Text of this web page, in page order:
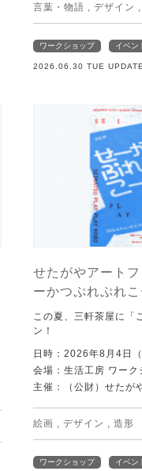
言葉・物語 デザイン
ワークショップ イベン
2026.06.30 TUE
せたがやアート
ーかつぷれぷれ
この夏、三軒茶屋に「
ン！
日時：2026年8月4日
会場：生活工房 ワー
主催：（公財）せたが
絵画 デザイン 造形
ワークショップ イベン